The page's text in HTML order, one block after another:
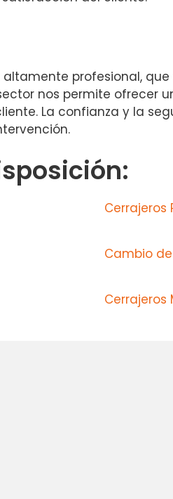
profesional,
nos permite ofrecer
La confianza y la
Cerrajeros
Cambio
Cerrajeros